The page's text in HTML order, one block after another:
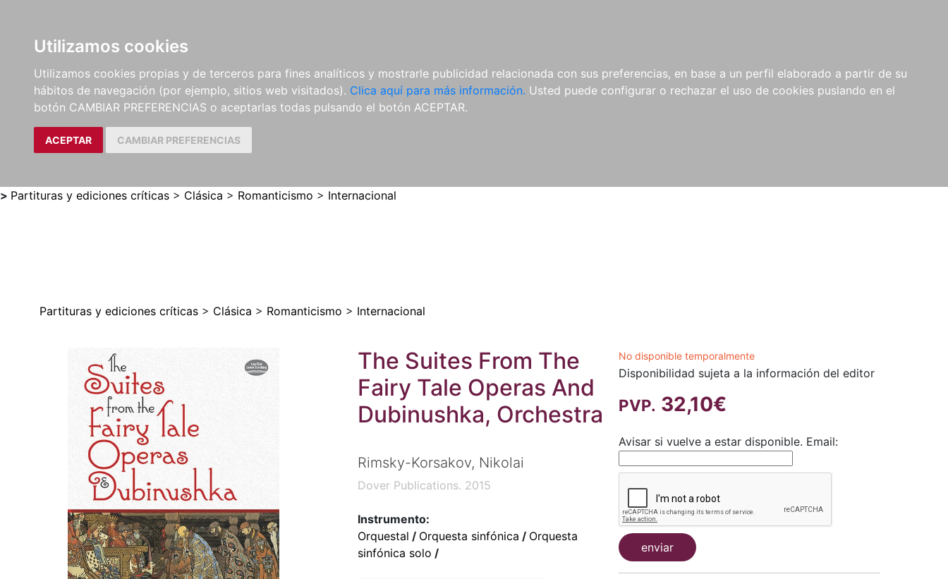
Utilizamos cookies
Utilizamos cookies propias y de terceros para fines analíticos y mostrarle publicidad relacionada con sus preferencias, en base a un perfil elaborado a partir de su
hábitos de navegación (por ejemplo, sitios web visitados). Clica aquí para más información. Usted puede configurar o rechazar el uso de cookies puslando en el
botón CAMBIAR PREFERENCIAS o aceptarlas todas pulsando el botón ACEPTAR.
ACEPTAR CAMBIAR PREFERENCIAS
LIBROS
MÉTODOS Y
EJERCICIOS
PARTITURAS Y EDICIONES
CRÍTICAS
REVISTAS
CDS Y
DVDS
MATERIAL
COMPLEMENTARIO
NOVEDADES NOTICIAS
COMPRAS
INSTITUCIONALES
> Partituras y ediciones críticas > Clásica > Romanticismo > Internacional
Partituras y ediciones críticas > Clásica > Romanticismo > Internacional
The Suites From The
Fairy Tale Operas And
Dubinushka, Orchestra
Rimsky-Korsakov, Nikolai
Dover Publications. 2015
Instrumento:
Orquestal / Orquesta sinfónica / Orquesta
sinfónica solo /
No disponible temporalmente
Disponibilidad sujeta a la información del editor
PVP. 32,10€
Avisar si vuelve a estar disponible. Email:
enviar